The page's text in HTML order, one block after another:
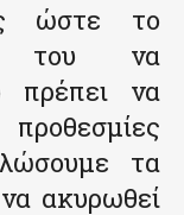
ώστε το
του να
πρέπει να
τα
ακυρωθεί